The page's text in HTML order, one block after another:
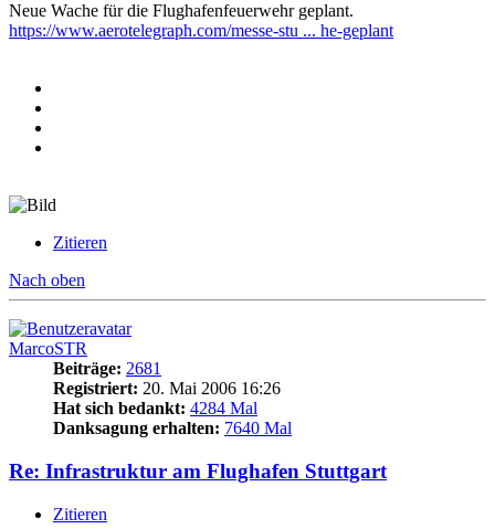
Neue Wache für die Flughafenfeuerwehr geplant.
https://www.aerotelegraph.com/messe-stu ... he-geplant
Zitieren
Nach oben
MarcoSTR
Beiträge: 2681
Registriert: 20. Mai 2006 16:26
Hat sich bedankt: 4284 Mal
Danksagung erhalten: 7640 Mal
Re: Infrastruktur am Flughafen Stuttgart
Zitieren